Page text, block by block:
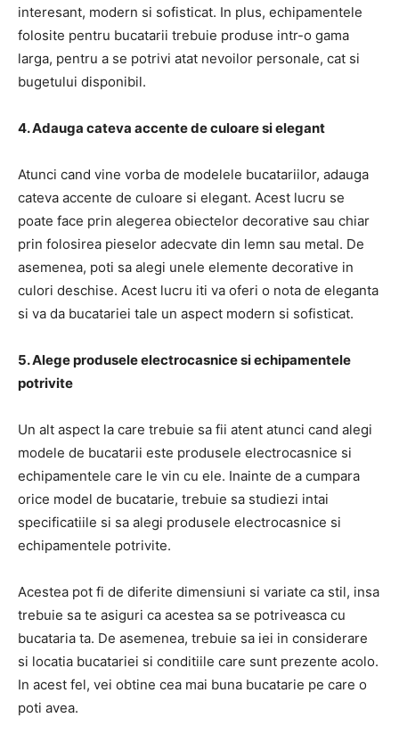
interesant, modern si sofisticat. In plus, echipamentele
folosite pentru bucatarii trebuie produse intr-o gama
larga, pentru a se potrivi atat nevoilor personale, cat si
bugetului disponibil.
4. Adauga cateva accente de culoare si elegant
Atunci cand vine vorba de modelele bucatariilor, adauga
cateva accente de culoare si elegant. Acest lucru se
poate face prin alegerea obiectelor decorative sau chiar
prin folosirea pieselor adecvate din lemn sau metal. De
asemenea, poti sa alegi unele elemente decorative in
culori deschise. Acest lucru iti va oferi o nota de eleganta
si va da bucatariei tale un aspect modern si sofisticat.
5. Alege produsele electrocasnice si echipamentele
potrivite
Un alt aspect la care trebuie sa fii atent atunci cand alegi
modele de bucatarii este produsele electrocasnice si
echipamentele care le vin cu ele. Inainte de a cumpara
orice model de bucatarie, trebuie sa studiezi intai
specificatiile si sa alegi produsele electrocasnice si
echipamentele potrivite.
Acestea pot fi de diferite dimensiuni si variate ca stil, insa
trebuie sa te asiguri ca acestea sa se potriveasca cu
bucataria ta. De asemenea, trebuie sa iei in considerare
si locatia bucatariei si conditiile care sunt prezente acolo.
In acest fel, vei obtine cea mai buna bucatarie pe care o
poti avea.